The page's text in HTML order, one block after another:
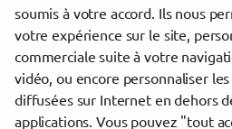
Trouver une agence Banque Populaire
Eure-et-Loir
Chartres
CHARTRES
soumis à votre accord. Ils nous
votre expérience sur le site,
commerciale suite à votre
vidéo, ou encore personnaliser
diffusées sur Internet en dehors
applications. Vous pouvez "tout